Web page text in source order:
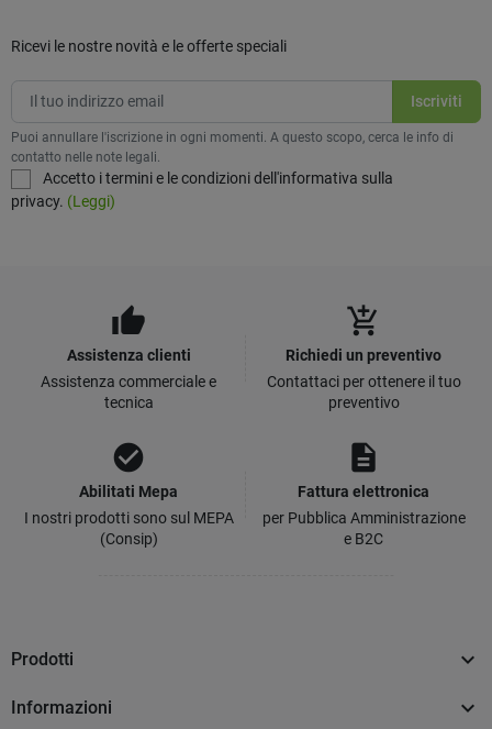
Ricevi le nostre novità e le offerte speciali
Puoi annullare l'iscrizione in ogni momenti. A questo scopo, cerca le info di
contatto nelle note legali.
Accetto i termini e le condizioni dell'informativa sulla
privacy. (Leggi)
thumb_up
Assistenza clienti
Assistenza commerciale e
tecnica
add_shopping_cart
Richiedi un preventivo
Contattaci per ottenere il tuo
preventivo
check_circle
Abilitati Mepa
I nostri prodotti sono sul MEPA
(Consip)
description
Fattura elettronica
per Pubblica Amministrazione
e B2C
Prodotti 
Informazioni 